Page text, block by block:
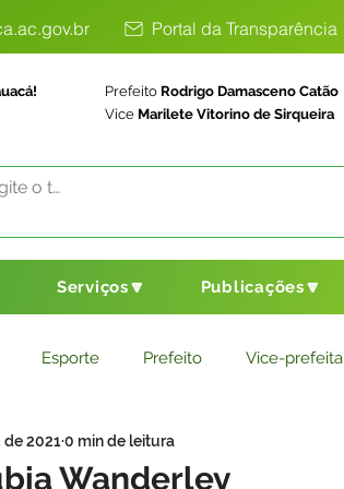
Portal da Transparência
Prefeito Rodrigo Damasceno Catão
Vice Marilete Vitorino de Sirqueira
Serviços🔽 Publicações🔽
Esporte Prefeito Vice-prefeita
Saneamento Básico
Wanderley
de 20210 min de leitura